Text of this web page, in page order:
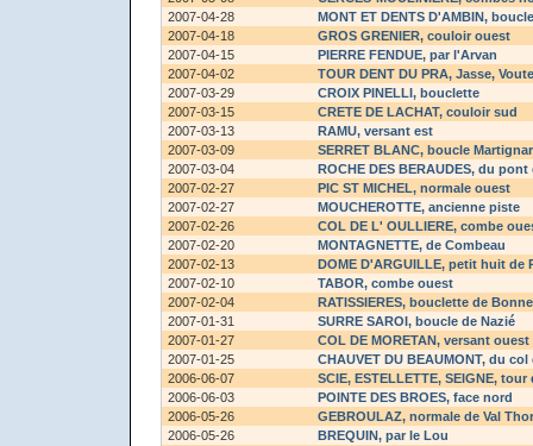
2007-04-28
MONT ET DENTS D'AMBIN,
2007-04-18
GROS GRENIER, couloir ouest
2007-04-15
PIERRE FENDUE, par l'Arvan
2007-04-02
TOUR DENT DU PRA, Jasse,
2007-03-29
CROIX PINELLI, bouclette
2007-03-15
CRETE DE LACHAT, couloir sud
2007-03-13
RAMU, versant est
2007-03-09
SERRET BLANC, boucle
2007-03-04
ROCHE DES BERAUDES, du pont
2007-02-27
PIC ST MICHEL, normale ouest
2007-02-27
MOUCHEROTTE, ancienne piste
2007-02-26
COL DE L' OULLIERE, combe
2007-02-20
MONTAGNETTE, de Combeau
2007-02-13
DOME D'ARGUILLE, petit huit de
2007-02-10
TABOR, combe ouest
2007-02-04
RATISSIERES, bouclette de
2007-01-31
SURRE SAROI, boucle de Nazié
2007-01-27
COL DE MORETAN, versant ouest
2007-01-25
CHAUVET DU BEAUMONT, du col
2006-06-07
SCIE, ESTELLETTE, SEIGNE, tour
2006-06-03
POINTE DES BROES, face nord
2006-05-26
GEBROULAZ, normale de Val
2006-05-26
BREQUIN, par le Lou